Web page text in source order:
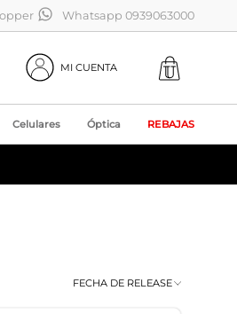
Whatsapp 0939063000
MI CUENTA
Celulares Óptica REBAJAS
FECHA DE RELEASE